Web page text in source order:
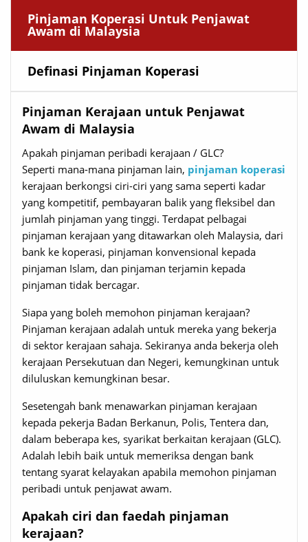
Pinjaman Koperasi Untuk Penjawat
Awam di Malaysia
Definasi Pinjaman Koperasi
Pinjaman Kerajaan untuk Penjawat
Awam di Malaysia
Apakah pinjaman peribadi kerajaan / GLC?
Seperti mana-mana pinjaman lain, pinjaman koperasi
kerajaan berkongsi ciri-ciri yang sama seperti kadar
yang kompetitif, pembayaran balik yang fleksibel dan
jumlah pinjaman yang tinggi. Terdapat pelbagai
pinjaman kerajaan yang ditawarkan oleh Malaysia, dari
bank ke koperasi, pinjaman konvensional kepada
pinjaman Islam, dan pinjaman terjamin kepada
pinjaman tidak bercagar.
Siapa yang boleh memohon pinjaman kerajaan?
Pinjaman kerajaan adalah untuk mereka yang bekerja
di sektor kerajaan sahaja. Sekiranya anda bekerja oleh
kerajaan Persekutuan dan Negeri, kemungkinan untuk
diluluskan kemungkinan besar.
Sesetengah bank menawarkan pinjaman kerajaan
kepada pekerja Badan Berkanun, Polis, Tentera dan,
dalam beberapa kes, syarikat berkaitan kerajaan (GLC).
Adalah lebih baik untuk memeriksa dengan bank
tentang syarat kelayakan apabila memohon pinjaman
peribadi untuk penjawat awam.
Apakah ciri dan faedah pinjaman
kerajaan?